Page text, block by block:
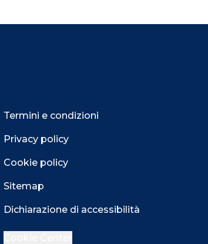
Termini e condizioni
Privacy policy
Cookie policy
Sitemap
Dichiarazione di accessibilità